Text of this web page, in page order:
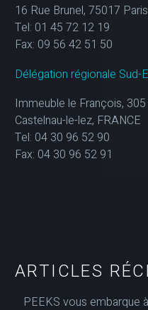
16 Rue Brunel, 75017
Tel: 01 45 72 12 19
Fax: 09 56 42 51 50
Délégation régionale Sud-
Immeuble le François,
Castelnau-le-lez, FRANCE
Tel: 04 30 96 52 90
Fax: 04 30 96 52 91
ARTICLES
PEEKS vous embarque